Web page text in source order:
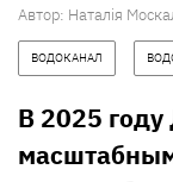
Автор: Наталія
ВОДОКАНАЛ
В 2025